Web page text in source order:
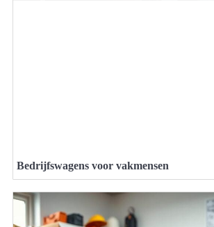
Bedrijfswagens voor vakmensen